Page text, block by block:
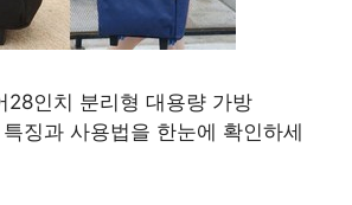
28인치 분리형 대용량 가방
징과 사용법을 한눈에 확인하세